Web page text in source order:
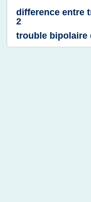
difference entre
2
trouble bipolaire